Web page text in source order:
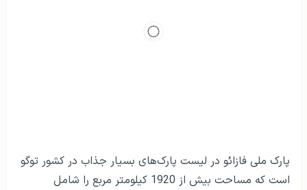
پارک ملی فازائو در لیست پارک‌های بسیار جذاب در کشور توگو
است که مساحت بیش از 1920 کیلومتر مربع را شامل